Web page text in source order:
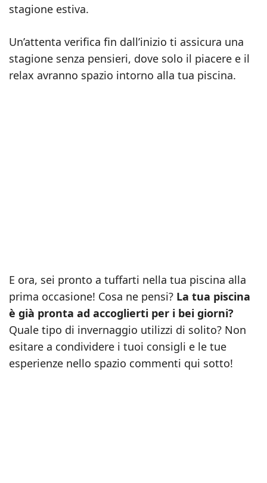
stagione estiva.
Un’attenta verifica fin dall’inizio ti assicura una
stagione senza pensieri, dove solo il piacere e il
relax avranno spazio intorno alla tua piscina.
E ora, sei pronto a tuffarti nella tua piscina alla
prima occasione! Cosa ne pensi? La tua piscina
è già pronta ad accoglierti per i bei giorni?
Quale tipo di invernaggio utilizzi di solito? Non
esitare a condividere i tuoi consigli e le tue
esperienze nello spazio commenti qui sotto!